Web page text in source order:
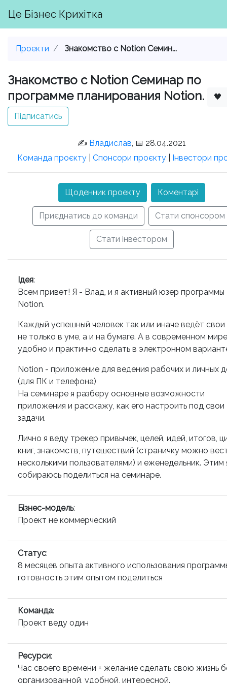
Це Бізнес Крихітка
Проекти Знакомство с Notion Семин...
Знакомство с Notion Семинар по
программе планирования Notion.
🖤
Підписатись
✍️ Владислав, 📅 28.04.2021
Команда проєкту
Спонсори проєкту Інвестори
Щоденник проекту Коментарі
Приєднатись до команди Стати спонсором
Стати інвестором
Ідея:
Всем привет! Я - Влад, и я активный юзер программы
Notion.
Каждый успешный человек так или иначе ведёт свои
не только в уме, а и на бумаге. А в современном
удобно и практично сделать в электронном
Notion - приложение для ведения рабочих и личных
(для ПК и телефона)
На семинаре я разберу основные возможности
приложения и расскажу, как его настроить под свои
задачи.
Лично я веду трекер привычек, целей, идей, итогов,
книг, знакомств, путешествий (страничку можно
несколькими пользователями) и еженедельник. Этим
собираюсь поделиться на семинаре.
Бізнес-модель:
Проект не коммерческий
Статус:
8 месяцев опыта активного использования
готовность этим опытом поделиться
Команда:
Проект веду один
Ресурси:
Час своего времени + желание сделать свою жизнь
организованной, удобной, интересной.